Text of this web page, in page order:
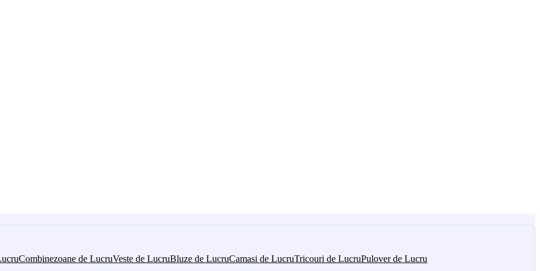
Combinezoane de LucruVeste de LucruBluze de LucruCamasi de LucruTricouri de LucruPulover de Lucru